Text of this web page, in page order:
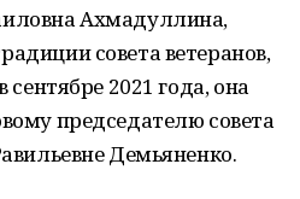
Ахмадуллина,
совета ветеранов,
сентябре 2021 года, она
председателю совета
Демьяненко.